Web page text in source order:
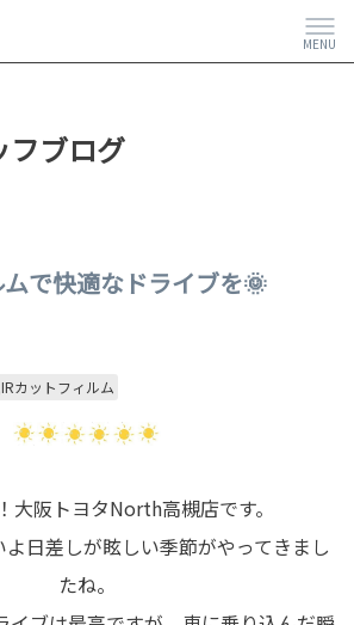
MENU
フブログ
で快適なドライブを🌞
カットフィルム
大阪トヨタNorth高槻店です。
よ日差しが眩しい季節がやってきまし
たね。